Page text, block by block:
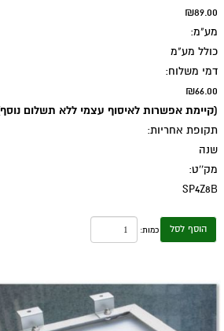
₪89.00
מע"מ:
כולל מע"מ
דמי משלוח:
₪66.00
(קיימת אפשרות לאיסוף עצמי ללא תשלום
תקופת אחריות:
שנה
מק''ט:
SP4Z8B
הוסף לסל כמות: